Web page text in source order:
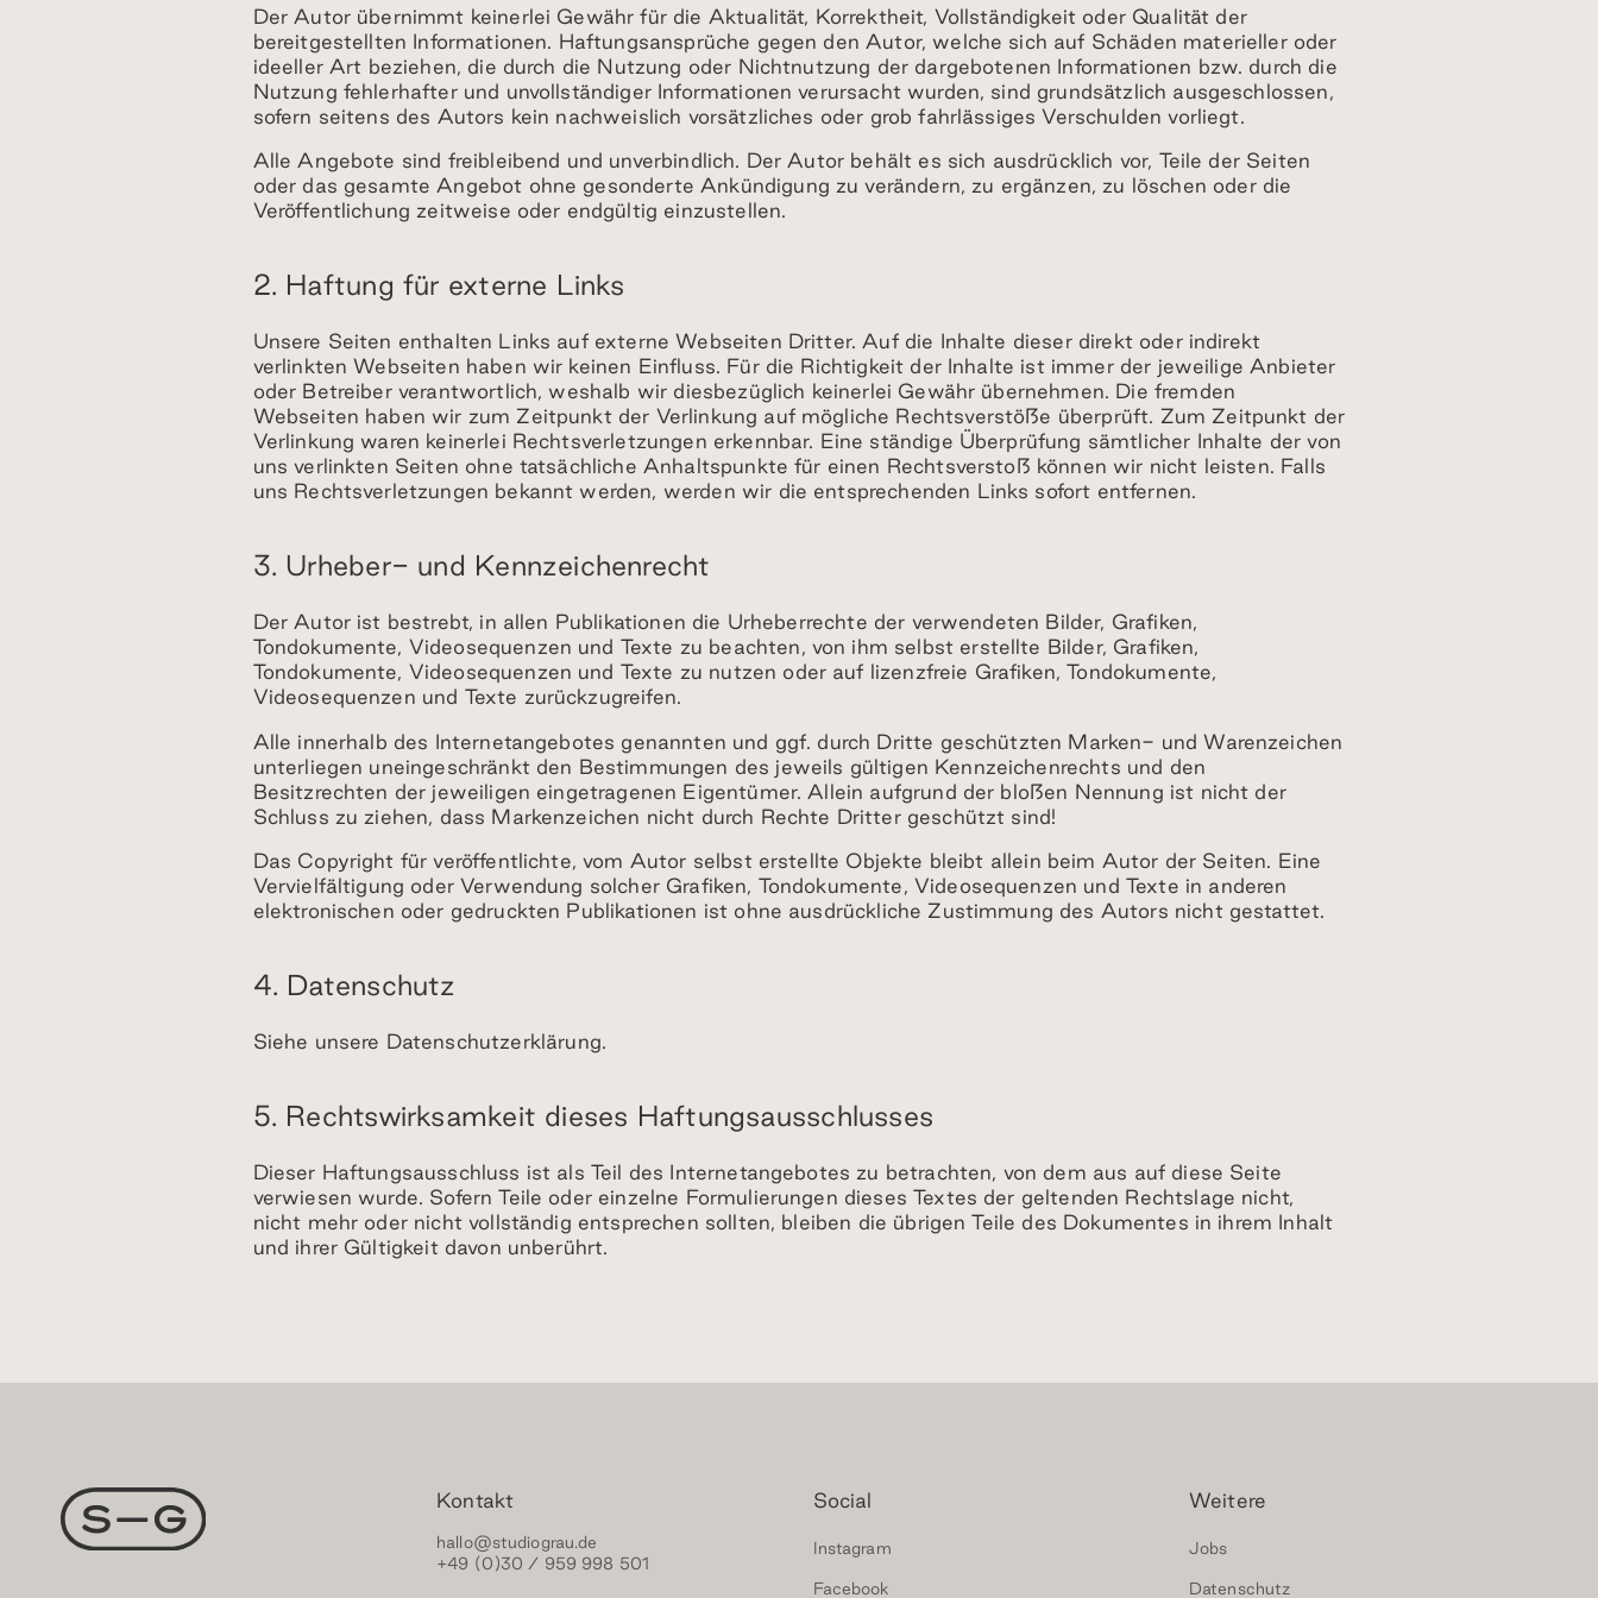
Der Autor übernimmt keinerlei Gewähr für die Aktualität, Korrektheit, Vollständigkeit oder Qualität der
bereitgestellten Informationen. Haftungsansprüche gegen den Autor, welche sich auf Schäden materieller oder
ideeller Art beziehen, die durch die Nutzung oder Nichtnutzung der dargebotenen Informationen bzw. durch die
Nutzung fehlerhafter und unvollständiger Informationen verursacht wurden, sind grundsätzlich ausgeschlossen,
sofern seitens des Autors kein nachweislich vorsätzliches oder grob fahrlässiges Verschulden vorliegt.
Alle Angebote sind freibleibend und unverbindlich. Der Autor behält es sich ausdrücklich vor, Teile der Seiten
oder das gesamte Angebot ohne gesonderte Ankündigung zu verändern, zu ergänzen, zu löschen oder die
Veröffentlichung zeitweise oder endgültig einzustellen.
2. Haftung für externe Links
Unsere Seiten enthalten Links auf externe Webseiten Dritter. Auf die Inhalte dieser direkt oder indirekt
verlinkten Webseiten haben wir keinen Einfluss. Für die Richtigkeit der Inhalte ist immer der jeweilige Anbieter
oder Betreiber verantwortlich, weshalb wir diesbezüglich keinerlei Gewähr übernehmen. Die fremden
Webseiten haben wir zum Zeitpunkt der Verlinkung auf mögliche Rechtsverstöße überprüft. Zum Zeitpunkt der
Verlinkung waren keinerlei Rechtsverletzungen erkennbar. Eine ständige Überprüfung sämtlicher Inhalte der von
uns verlinkten Seiten ohne tatsächliche Anhaltspunkte für einen Rechtsverstoß können wir nicht leisten. Falls
uns Rechtsverletzungen bekannt werden, werden wir die entsprechenden Links sofort entfernen.
3. Urheber- und Kennzeichenrecht
Der Autor ist bestrebt, in allen Publikationen die Urheberrechte der verwendeten Bilder, Grafiken,
Tondokumente, Videosequenzen und Texte zu beachten, von ihm selbst erstellte Bilder, Grafiken,
Tondokumente, Videosequenzen und Texte zu nutzen oder auf lizenzfreie Grafiken, Tondokumente,
Videosequenzen und Texte zurückzugreifen.
Alle innerhalb des Internetangebotes genannten und ggf. durch Dritte geschützten Marken- und Warenzeichen
unterliegen uneingeschränkt den Bestimmungen des jeweils gültigen Kennzeichenrechts und den
Besitzrechten der jeweiligen eingetragenen Eigentümer. Allein aufgrund der bloßen Nennung ist nicht der
Schluss zu ziehen, dass Markenzeichen nicht durch Rechte Dritter geschützt sind!
Das Copyright für veröffentlichte, vom Autor selbst erstellte Objekte bleibt allein beim Autor der Seiten. Eine
Vervielfältigung oder Verwendung solcher Grafiken, Tondokumente, Videosequenzen und Texte in anderen
elektronischen oder gedruckten Publikationen ist ohne ausdrückliche Zustimmung des Autors nicht gestattet.
4. Datenschutz
Siehe unsere Datenschutzerklärung.
5. Rechtswirksamkeit dieses Haftungsausschlusses
Dieser Haftungsausschluss ist als Teil des Internetangebotes zu betrachten, von dem aus auf diese Seite
verwiesen wurde. Sofern Teile oder einzelne Formulierungen dieses Textes der geltenden Rechtslage nicht,
nicht mehr oder nicht vollständig entsprechen sollten, bleiben die übrigen Teile des Dokumentes in ihrem Inhalt
und ihrer Gültigkeit davon unberührt.
Kontakt
hallo@studiograu.de
+49 (0)30 / 959 998 501
Social
Instagram
Facebook
Weitere
Jobs
Datenschutz